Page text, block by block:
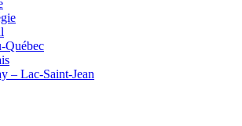
Québec
– Lac-Saint-Jean